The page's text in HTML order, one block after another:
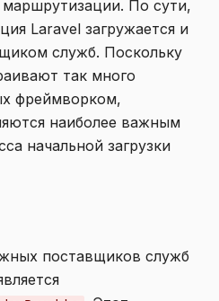
По сути,
Laravel загружается и
служб. Поскольку
так много
фреймворком,
наиболее важным
начальной загрузки
поставщиков служб